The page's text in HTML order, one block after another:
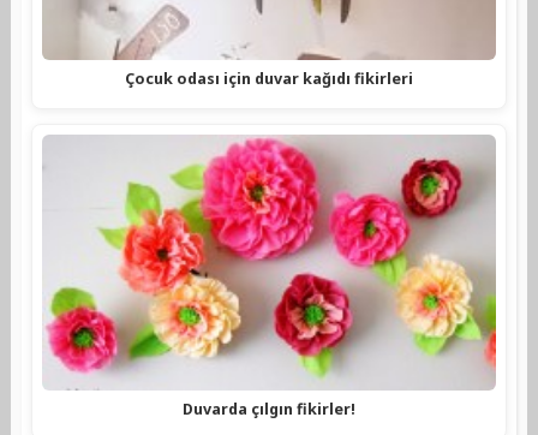
Çocuk odası için duvar kağıdı fikirleri
Duvarda çılgın fikirler!